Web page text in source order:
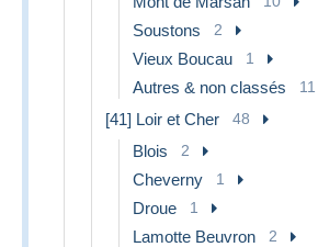
Soustons 2
Vieux Boucau 1
Autres & non classés 11
[41] Loir et Cher 48
Blois 2
Cheverny 1
Droue 1
Lamotte Beuvron 2